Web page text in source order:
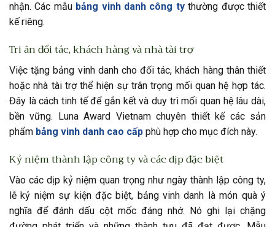
nhận. Các mẫu bảng vinh danh công tythường được thiết
kế riêng.
Tri ân đối tác, khách hàng và nhà tài trợ
Việc tặng bảng vinh danh cho đối tác, khách hàng thân thiết
hoặc nhà tài trợ thể hiện sự trân trọng mối quan hệ hợp tác.
Đây là cách tinh tế để gắn kết và duy trì mối quan hệ lâu dài,
bền vững. Luna Award Vietnam chuyên thiết kế các sản
phẩm bảng vinh danh cao cấp phù hợp cho mục đích này.
Kỷ niệm thành lập công ty và các dịp đặc biệt
Vào các dịp kỷ niệm quan trọng như ngày thành lập công ty,
lễ kỷ niệm sự kiện đặc biệt, bảng vinh danh là món quà ý
nghĩa để đánh dấu cột mốc đáng nhớ. Nó ghi lại chặng